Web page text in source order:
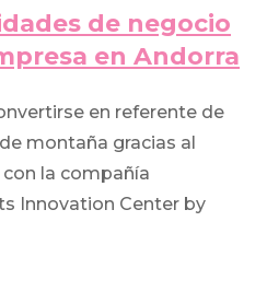
de negocio
en Andorra
en referente de
montaña gracias al
la compañía
Innovation Center by